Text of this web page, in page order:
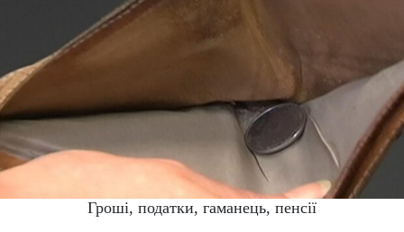
Гроші, податки, гаманець, пенсії